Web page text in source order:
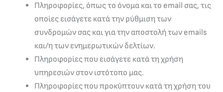
Πληροφορίες, όπως το όνομα και το email σας, τις
οποίες εισάγετε κατά την ρύθμιση των
συνδρομών σας και για την αποστολή των emails
και/η των ενημερωτικών δελτίων.
Πληροφορίες που εισάγετε κατά τη χρήση
υπηρεσιών στον ιστότοπο μας.
Πληροφορίες που προκύπτουν κατά τη χρήση του